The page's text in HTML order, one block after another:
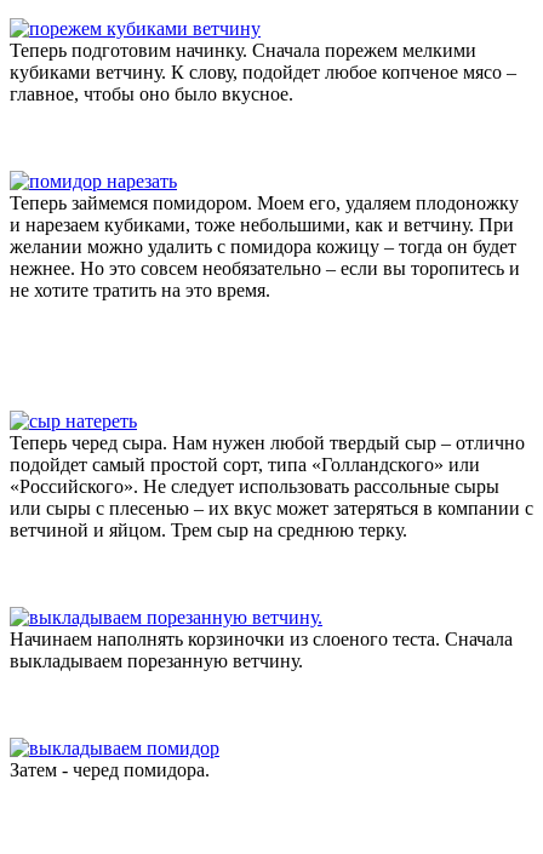
Теперь подготовим начинку. Сначала порежем мелкими
кубиками ветчину. К слову, подойдет любое копченое мясо –
главное, чтобы оно было вкусное.
Теперь займемся помидором. Моем его, удаляем плодоножку
и нарезаем кубиками, тоже небольшими, как и ветчину. При
желании можно удалить с помидора кожицу – тогда он будет
нежнее. Но это совсем необязательно – если вы торопитесь и
не хотите тратить на это время.
Теперь черед сыра. Нам нужен любой твердый сыр – отлично
подойдет самый простой сорт, типа «Голландского» или
«Российского». Не следует использовать рассольные сыры
или сыры с плесенью – их вкус может затеряться в компании с
ветчиной и яйцом. Трем сыр на среднюю терку.
Начинаем наполнять корзиночки из слоеного теста. Сначала
выкладываем порезанную ветчину.
Затем - черед помидора.